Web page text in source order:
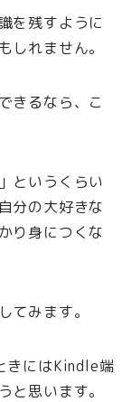
を残すように
しれません。
きるなら、こ
というくらい
分の大好きな
り身につくな
てみます。
きにはKindle端
と思います。